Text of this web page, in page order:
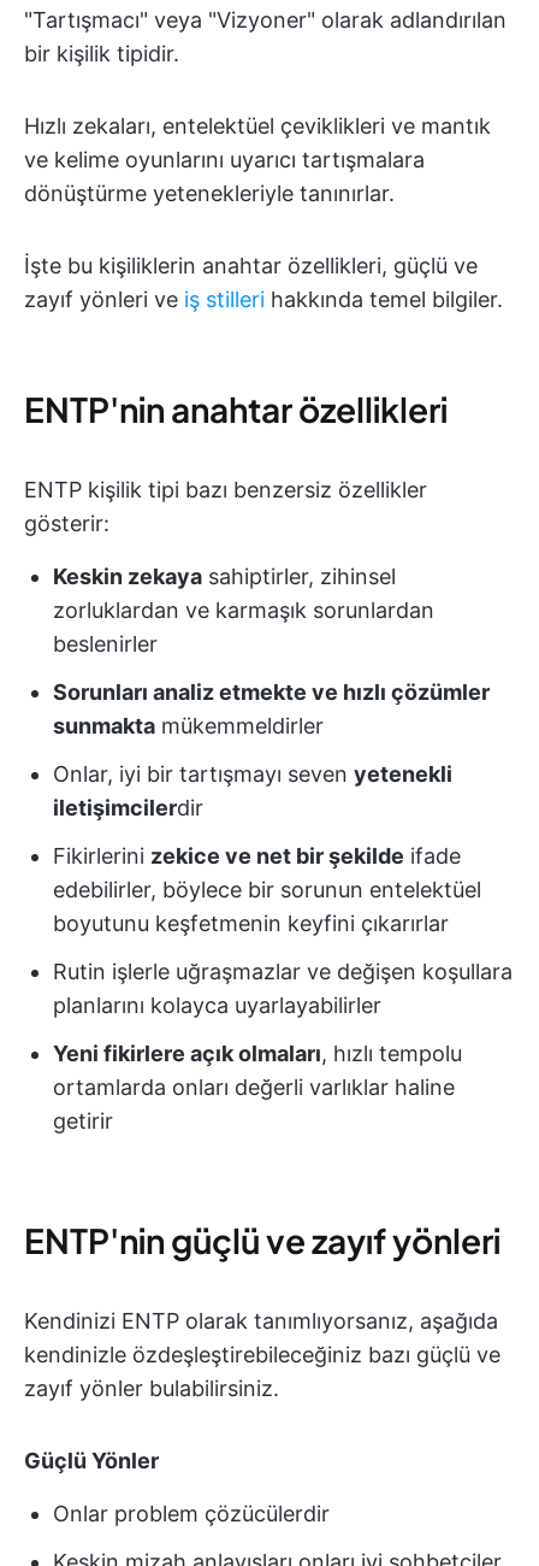
"Tartışmacı" veya "Vizyoner" olarak adlandırılan
bir kişilik tipidir.
Hızlı zekaları, entelektüel çeviklikleri ve mantık
ve kelime oyunlarını uyarıcı tartışmalara
dönüştürme yetenekleriyle tanınırlar.
İşte bu kişiliklerin anahtar özellikleri, güçlü ve
zayıf yönleri ve iş stilleri hakkında temel bilgiler.
ENTP'nin anahtar özellikleri
ENTP kişilik tipi bazı benzersiz özellikler
gösterir:
Keskin zekaya sahiptirler, zihinsel
zorluklardan ve karmaşık sorunlardan
beslenirler
Sorunları analiz etmekte ve hızlı çözümler
sunmakta mükemmeldirler
Onlar, iyi bir tartışmayı seven yetenekli
iletişimcilerdir
Fikirlerini zekice ve net bir şekilde ifade
edebilirler, böylece bir sorunun entelektüel
boyutunu keşfetmenin keyfini çıkarırlar
Rutin işlerle uğraşmazlar ve değişen koşullara
planlarını kolayca uyarlayabilirler
Yeni fikirlere açık olmaları, hızlı tempolu
ortamlarda onları değerli varlıklar haline
getirir
ENTP'nin güçlü ve zayıf yönleri
Kendinizi ENTP olarak tanımlıyorsanız, aşağıda
kendinizle özdeşleştirebileceğiniz bazı güçlü ve
zayıf yönler bulabilirsiniz.
Güçlü Yönler
Onlar problem çözücülerdir